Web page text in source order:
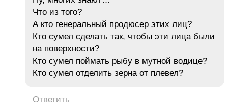
Что из того?
А кто генеральный продюсер этих лиц?
Кто сумел сделать так, чтобы эти лица были
на поверхности?
Кто сумел поймать рыбу в мутной водице?
Кто сумел отделить зерна от плевел?
Ответить